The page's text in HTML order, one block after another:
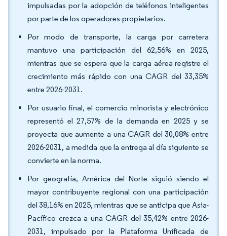
impulsadas por la adopción de teléfonos inteligentes
por parte de los operadores-propietarios.
Por modo de transporte, la carga por carretera
mantuvo una participación del 62,56% en 2025,
mientras que se espera que la carga aérea registre el
crecimiento más rápido con una CAGR del 33,35%
entre 2026-2031.
Por usuario final, el comercio minorista y electrónico
representó el 27,57% de la demanda en 2025 y se
proyecta que aumente a una CAGR del 30,08% entre
2026-2031, a medida que la entrega al día siguiente se
convierte en la norma.
Por geografía, América del Norte siguió siendo el
mayor contribuyente regional con una participación
del 38,16% en 2025, mientras que se anticipa que Asia-
Pacífico crezca a una CAGR del 35,42% entre 2026-
2031, impulsado por la Plataforma Unificada de